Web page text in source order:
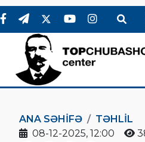
ANA SƏHIFƏ
TƏHLİL
08-12-2025, 12:00